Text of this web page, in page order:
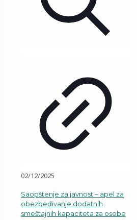
02/12/2025
Saopštenje za javnost – apel za
obezbeđivanje dodatnih
smeštajnih kapaciteta za osobe